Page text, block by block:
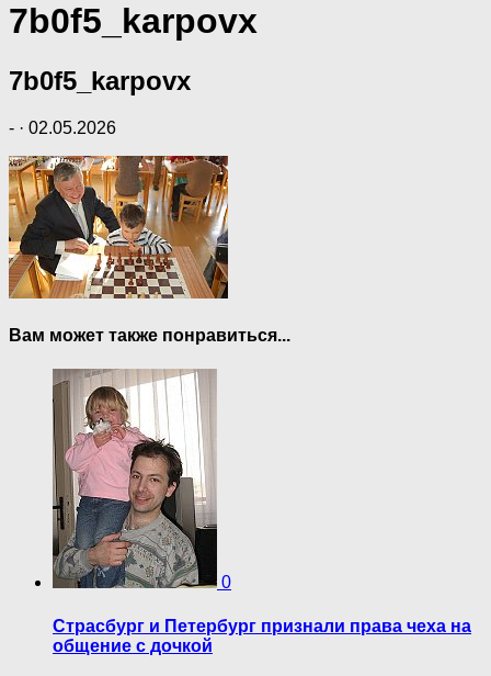
7b0f5_karpovx
7b0f5_karpovx
- · 02.05.2026
Вам может также понравиться...
0
Страсбург и Петербург признали права чеха на
общение с дочкой